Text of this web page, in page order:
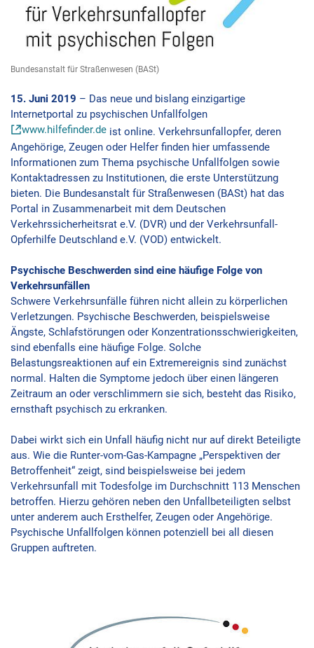
Bundesanstalt für Straßenwesen (BASt)
15. Juni 2019 – Das neue und bislang einzigartige
Internetportal zu psychischen Unfallfolgen
www.hilfefinder.de ist online. Verkehrsunfallopfer, deren
Angehörige, Zeugen oder Helfer finden hier umfassende
Informationen zum Thema psychische Unfallfolgen sowie
Kontaktadressen zu Institutionen, die erste Unterstützung
bieten. Die Bundesanstalt für Straßenwesen (BASt) hat das
Portal in Zusammenarbeit mit dem Deutschen
Verkehrssicherheitsrat e.V. (DVR) und der Verkehrsunfall-
Opferhilfe Deutschland e.V. (VOD) entwickelt.
Psychische Beschwerden sind eine häufige Folge von
Verkehrsunfällen
Schwere Verkehrsunfälle führen nicht allein zu körperlichen
Verletzungen. Psychische Beschwerden, beispielsweise
Ängste, Schlafstörungen oder Konzentrationsschwierigkeiten,
sind ebenfalls eine häufige Folge. Solche
Belastungsreaktionen auf ein Extremereignis sind zunächst
normal. Halten die Symptome jedoch über einen längeren
Zeitraum an oder verschlimmern sie sich, besteht das Risiko,
ernsthaft psychisch zu erkranken.
Dabei wirkt sich ein Unfall häufig nicht nur auf direkt Beteiligte
aus. Wie die Runter-vom-Gas-Kampagne „Perspektiven der
Betroffenheit“ zeigt, sind beispielsweise bei jedem
Verkehrsunfall mit Todesfolge im Durchschnitt 113 Menschen
betroffen. Hierzu gehören neben den Unfallbeteiligten selbst
unter anderem auch Ersthelfer, Zeugen oder Angehörige.
Psychische Unfallfolgen können potenziell bei all diesen
Gruppen auftreten.